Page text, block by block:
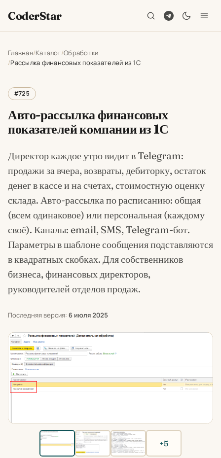
CoderStar
Главная Каталог Обработки
Рассылка финансовых показателей из 1С
#725
Авто-рассылка финансовых
показателей компании из 1С
Директор каждое утро видит в Telegram:
продажи за вчера, возвраты, дебиторку, остаток
денег в кассе и на счетах, стоимостную оценку
склада. Авто-рассылка по расписанию: общая
(всем одинаковое) или персональная (каждому
своё). Каналы: email, SMS, Telegram-бот.
Параметры в шаблоне сообщения подставляются
в квадратных скобках. Для собственников
бизнеса, финансовых директоров,
руководителей отделов продаж.
Последняя версия: 6 июля 2025
+5